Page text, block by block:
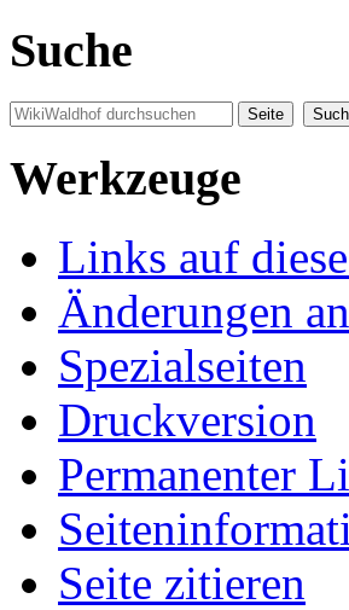
Suche
Werkzeuge
Links auf
Änderungen
Spezialseiten
Druckversion
Permanenter
Seite zitieren